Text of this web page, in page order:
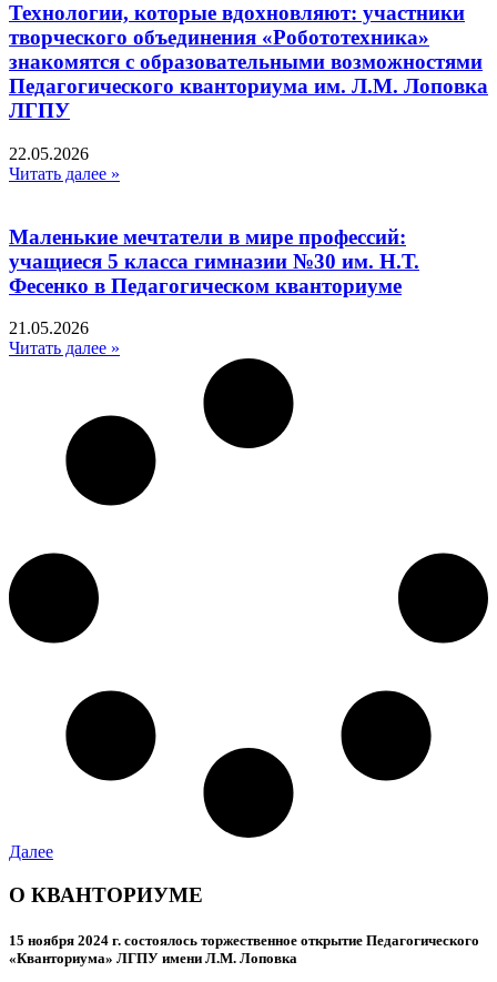
Технологии, которые вдохновляют: участники
творческого объединения «Робототехника»
знакомятся с образовательными возможностями
Педагогического кванториума им. Л.М. Лоповка
ЛГПУ
22.05.2026
Читать далее »
Маленькие мечтатели в мире профессий:
учащиеся 5 класса гимназии №30 им. Н.Т.
Фесенко в Педагогическом кванториуме
21.05.2026
Читать далее »
Далее
О КВАНТОРИУМЕ
15 ноября 2024 г. состоялось торжественное открытие Педагогического
«Кванториума» ЛГПУ имени Л.М. Лоповка